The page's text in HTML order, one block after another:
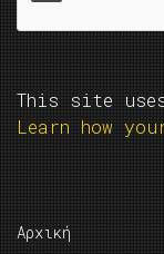
This site
Learn how
Αρχική